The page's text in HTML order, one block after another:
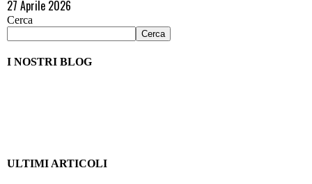
27 Aprile 2026
Cerca
Cerca
I NOSTRI BLOG
ULTIMI ARTICOLI